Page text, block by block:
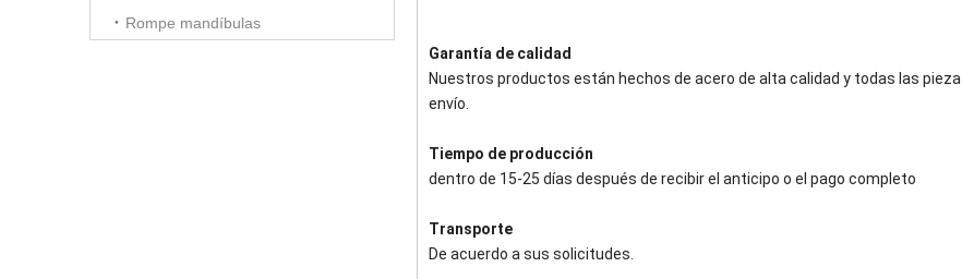
Rompe mandíbulas
Garantía de calidad
Nuestros productos están hechos de acero de alta calidad y todas las
envío.
Tiempo de producción
dentro de 15-25 días después de recibir el anticipo o el pago completo
Transporte
De acuerdo a sus solicitudes.